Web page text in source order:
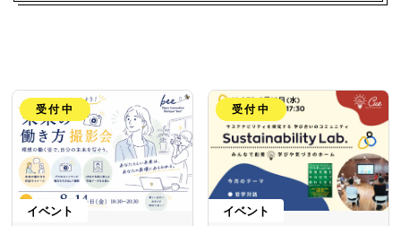
受付中
イベント
受付中
イベント